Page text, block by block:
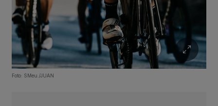
Foto: SMeu./JUAN